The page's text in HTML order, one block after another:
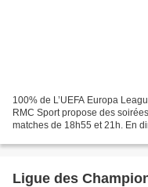
100% de L’UEFA Europa
RMC Sport propose des
matches de 18h55 et 21h. En
Ligue des